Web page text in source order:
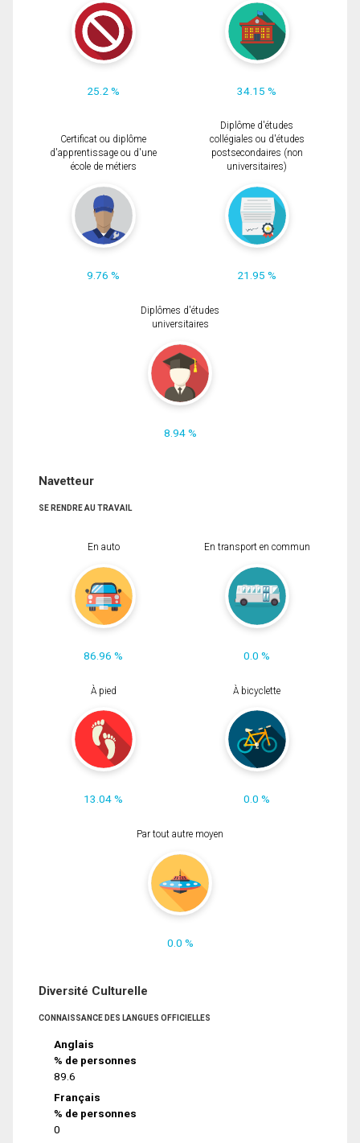
25.2 % 34.15 %
Certificat ou diplôme
d'apprentissage ou d'une
école de métiers
9.76 %
Diplôme d'études
collégiales ou d'études
postsecondaires (non
universitaires)
21.95 %
Diplômes d'études
universitaires
8.94 %
Navetteur
SE RENDRE AU TRAVAIL
En auto
86.96 %
En transport en commun
0.0 %
À pied
13.04 %
À bicyclette
0.0 %
Par tout autre moyen
0.0 %
Diversité Culturelle
CONNAISSANCE DES LANGUES OFFICIELLES
Anglais
% de personnes
89.6
Français
% de personnes
0